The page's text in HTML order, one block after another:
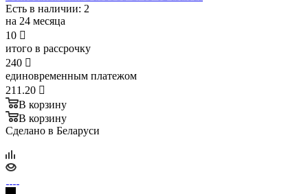
Есть в наличии: 2
на 24 месяца
10 
итого в рассрочку
240 
единовременным платежом
211.20 
В корзину
В корзину
Сделано в Беларуси